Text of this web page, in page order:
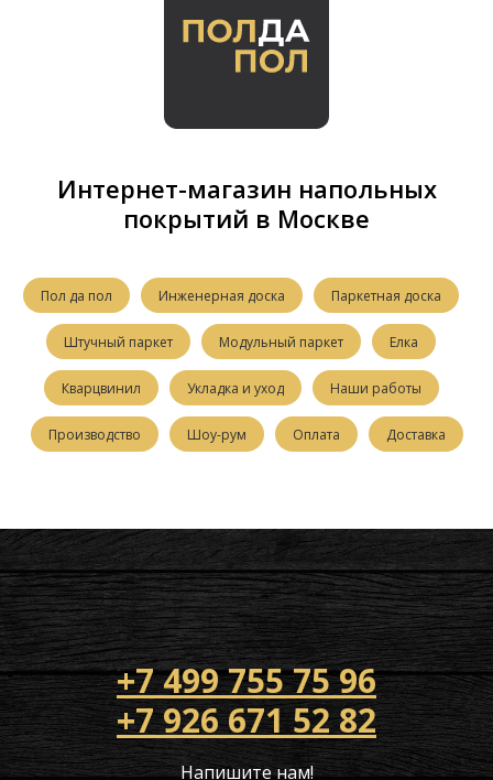
Интернет-магазин напольных
покрытий в Москве
Пол да пол Инженерная доска Паркетная доска
Штучный паркет Модульный паркет Елка
Кварцвинил Укладка и уход Наши работы
Производство Шоу-рум Оплата Доставка
+7 499 755 75 96
+7 926 671 52 82
Напишите нам!